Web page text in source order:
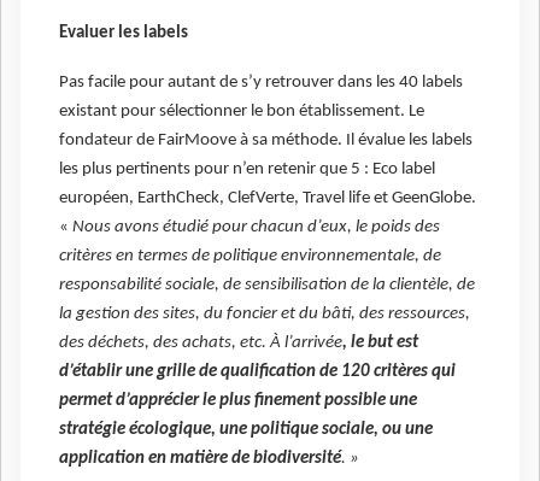
Evaluer les labels
Pas facile pour autant de s’y retrouver dans les 40 labels
existant pour sélectionner le bon établissement. Le
fondateur de FairMoove à sa méthode. Il évalue les labels
les plus pertinents pour n’en retenir que 5 : Eco label
européen, EarthCheck, ClefVerte, Travel life et GeenGlobe.
« Nous avons étudié pour chacun d’eux, le poids des
critères en termes de politique environnementale, de
responsabilité sociale, de sensibilisation de la clientèle, de
la gestion des sites, du foncier et du bâti, des ressources,
des déchets, des achats, etc. À l’arrivée, le but est
d’établir une grille de qualification de 120 critères qui
permet d’apprécier le plus finement possible une
stratégie écologique, une politique sociale, ou une
application en matière de biodiversité. »